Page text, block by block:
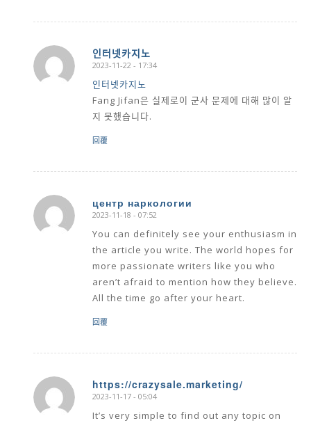
인터넷카지노
says:
2023-11-22 - 17:34
인터넷카지노
Fang Jifan은 실제로이 군사 문제에 대해 많이 알
지 못했습니다.
回覆
центр наркологии
says:
2023-11-18 - 07:52
You can definitely see your enthusiasm in
the article you write. The world hopes for
more passionate writers like you who
aren’t afraid to mention how they believe.
All the time go after your heart.
回覆
https://crazysale.marketing/
says:
2023-11-17 - 05:04
It’s very simple to find out any topic on